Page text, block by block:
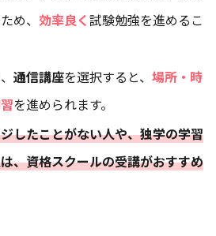
め、 効率良く試験勉強を進めるこ
通信講座を選択すると、 場所・時
を進められます。
したことがない人や、独学の学習
、資格スクールの受講がおすすめ